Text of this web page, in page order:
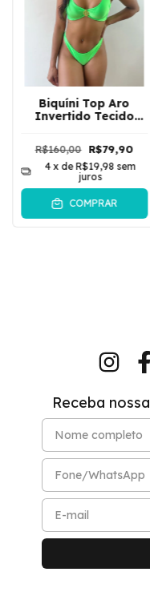
Biquíni Top Aro
Invertido Tecido
Cecília | Verde
R$160,00 R$79,90
4 x deR$19,98 sem
juros
COMPRAR
Receba